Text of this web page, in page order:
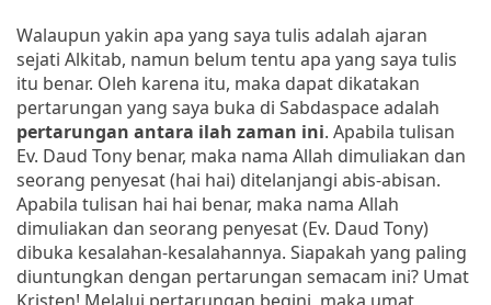
Walaupun yakin apa yang saya tulis adalah ajaran
sejati Alkitab, namun belum tentu apa yang saya tulis
itu benar. Oleh karena itu, maka dapat dikatakan
pertarungan yang saya buka di Sabdaspace adalah
pertarungan antara ilah zaman ini. Apabila tulisan
Ev. Daud Tony benar, maka nama Allah dimuliakan dan
seorang penyesat (hai hai) ditelanjangi abis-abisan.
Apabila tulisan hai hai benar, maka nama Allah
dimuliakan dan seorang penyesat (Ev. Daud Tony)
dibuka kesalahan-kesalahannya. Siapakah yang paling
diuntungkan dengan pertarungan semacam ini? Umat
Kristen! Melalui pertarungan begini, maka umat